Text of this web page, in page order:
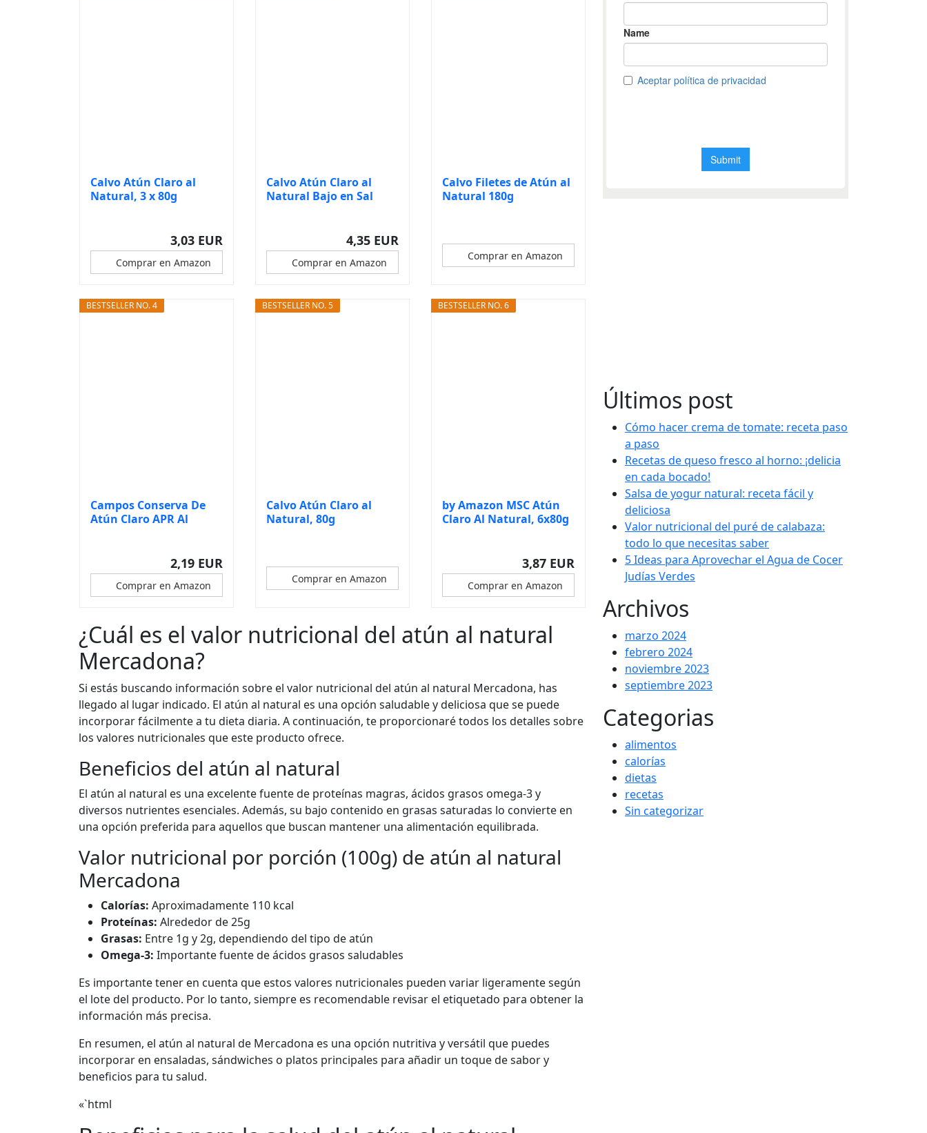
Calvo Atún Claro al
Natural, 3 x 80g
3,03 EUR
Comprar en Amazon
Calvo Atún Claro al
Natural Bajo en Sal
4,35 EUR
Comprar en Amazon
Calvo Filetes de Atún al
Natural 180g
Comprar en Amazon
BESTSELLER NO. 4
Campos Conserva De
Atún Claro APR Al
2,19 EUR
Comprar en Amazon
BESTSELLER NO. 5
Calvo Atún Claro al
Natural, 80g
Comprar en Amazon
BESTSELLER NO. 6
by Amazon MSC Atún
Claro Al Natural, 6x80g
3,87 EUR
Comprar en Amazon
¿Cuál es el valor nutricional del atún al natural
Mercadona?
Si estás buscando información sobre el valor nutricional del atún al natural Mercadona, has
llegado al lugar indicado. El atún al natural es una opción saludable y deliciosa que se puede
incorporar fácilmente a tu dieta diaria. A continuación, te proporcionaré todos los detalles sobre
los valores nutricionales que este producto ofrece.
Beneficios del atún al natural
El atún al natural es una excelente fuente de proteínas magras, ácidos grasos omega-3 y
diversos nutrientes esenciales. Además, su bajo contenido en grasas saturadas lo convierte en
una opción preferida para aquellos que buscan mantener una alimentación equilibrada.
Valor nutricional por porción (100g) de atún al natural
Mercadona
Calorías: Aproximadamente 110 kcal
Proteínas: Alrededor de 25g
Grasas: Entre 1g y 2g, dependiendo del tipo de atún
Omega-3: Importante fuente de ácidos grasos saludables
Es importante tener en cuenta que estos valores nutricionales pueden variar ligeramente según
el lote del producto. Por lo tanto, siempre es recomendable revisar el etiquetado para obtener la
información más precisa.
En resumen, el atún al natural de Mercadona es una opción nutritiva y versátil que puedes
incorporar en ensaladas, sándwiches o platos principales para añadir un toque de sabor y
beneficios para tu salud.
«`html
Últimos post
Cómo hacer crema de tomate: receta paso
a paso
Recetas de queso fresco al horno: ¡delicia
en cada bocado!
Salsa de yogur natural: receta fácil y
deliciosa
Valor nutricional del puré de calabaza:
todo lo que necesitas saber
5 Ideas para Aprovechar el Agua de Cocer
Judías Verdes
Archivos
marzo 2024
febrero 2024
noviembre 2023
septiembre 2023
Categorias
alimentos
calorías
dietas
recetas
Sin categorizar